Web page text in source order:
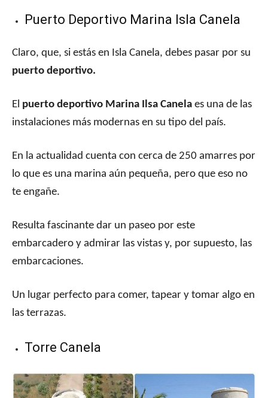
Puerto Deportivo Marina Isla Canela
Claro, que, si estás en Isla Canela, debes pasar por su
puerto deportivo.
El puerto deportivo Marina Ilsa Canela es una de las
instalaciones más modernas en su tipo del país.
En la actualidad cuenta con cerca de 250 amarres por
lo que es una marina aún pequeña, pero que eso no
te engañe.
Resulta fascinante dar un paseo por este
embarcadero y admirar las vistas y, por supuesto, las
embarcaciones.
Un lugar perfecto para comer, tapear y tomar algo en
las terrazas.
Torre Canela